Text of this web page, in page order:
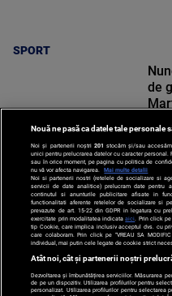
SPORT
SPORT
de
Nouă ne pasă ca datele tale personale
Noi și partenerii noștri 201 stocăm și/sau
unici pentru prelucrarea datelor cu caracter
sau în orice moment, pe pagina cu politica de
nu vă vor afecta navigarea.
Mai multe detalii
Noi si partenerii nostri (retelele de socializare si
servicii de date analitice) prelucram date pentru
continutul si anunturile publicitare afisate in
functionalitati aferente retelelor de socializare si
prevazute de art. 15-22 din GDPR in legatura cu
exercitate prin modalitatea indicataaici . Prin click
tip Cookie, care implica inclusiv acceptul dvs. cu
care colaboram. Prin click pe “VREAU SA
individual, mai putin cele legate de cookie strict
Atât noi, cât și partenerii noștri
Dezvoltarea și îmbunătățirea serviciilor. Măsurarea
de pe un dispozitiv. Utilizarea profilurilor pentru
personalizat. Utilizarea profilurilor pentru selectarea